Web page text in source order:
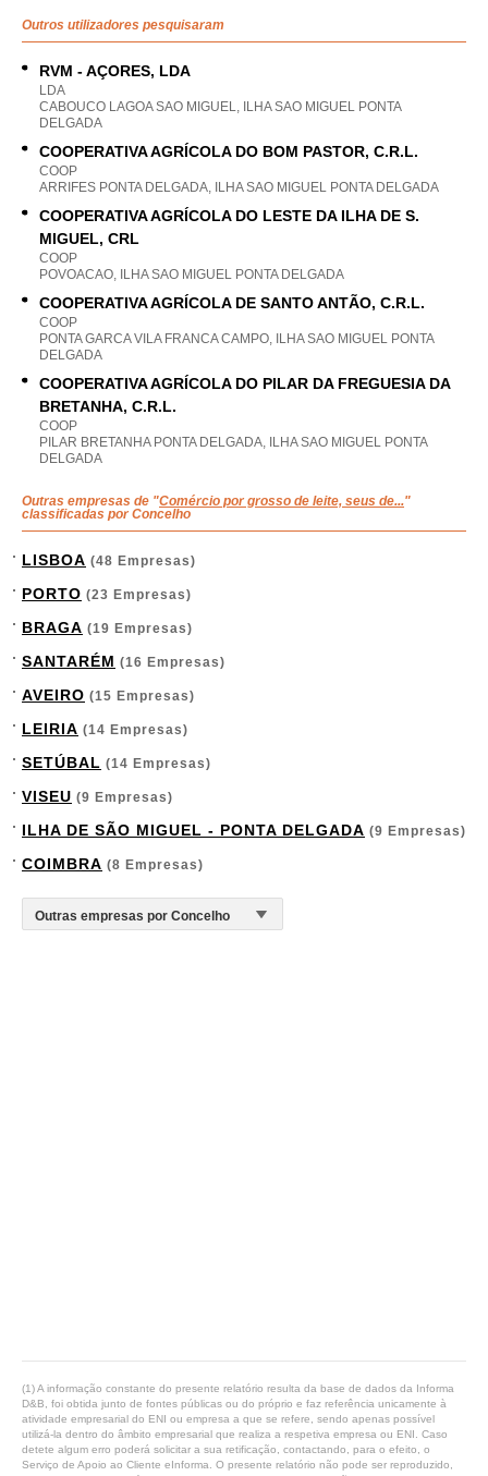
Outros utilizadores pesquisaram
RVM - AÇORES, LDA
LDA
CABOUCO LAGOA SAO MIGUEL, ILHA SAO MIGUEL PONTA
DELGADA
COOPERATIVA AGRÍCOLA DO BOM PASTOR, C.R.L.
COOP
ARRIFES PONTA DELGADA, ILHA SAO MIGUEL PONTA DELGADA
COOPERATIVA AGRÍCOLA DO LESTE DA ILHA DE S.
MIGUEL, CRL
COOP
POVOACAO, ILHA SAO MIGUEL PONTA DELGADA
COOPERATIVA AGRÍCOLA DE SANTO ANTÃO, C.R.L.
COOP
PONTA GARCA VILA FRANCA CAMPO, ILHA SAO MIGUEL PONTA
DELGADA
COOPERATIVA AGRÍCOLA DO PILAR DA FREGUESIA DA
BRETANHA, C.R.L.
COOP
PILAR BRETANHA PONTA DELGADA, ILHA SAO MIGUEL PONTA
DELGADA
Outras empresas de "Comércio por grosso de leite, seus de..."
classificadas por Concelho
LISBOA (48 Empresas)
PORTO (23 Empresas)
BRAGA (19 Empresas)
SANTARÉM (16 Empresas)
AVEIRO (15 Empresas)
LEIRIA (14 Empresas)
SETÚBAL (14 Empresas)
VISEU (9 Empresas)
ILHA DE SÃO MIGUEL - PONTA DELGADA (9 Empresas)
COIMBRA (8 Empresas)
(1) A informação constante do presente relatório resulta da base de dados da Informa
D&B, foi obtida junto de fontes públicas ou do próprio e faz referência unicamente à
atividade empresarial do ENI ou empresa a que se refere, sendo apenas possível
utilizá-la dentro do âmbito empresarial que realiza a respetiva empresa ou ENI. Caso
detete algum erro poderá solicitar a sua retificação, contactando, para o efeito, o
Serviço de Apoio ao Cliente eInforma. O presente relatório não pode ser reproduzido,